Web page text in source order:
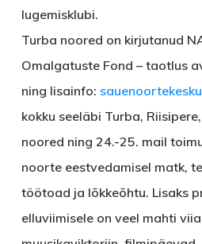
lugemisklubi.
Turba noored on kirjutanud
Omalgatuste Fond – taotlus
ning lisainfo:
kokku seeläbi Turba,
noored ning 24.-25. mail
noorte eestvedamisel matk,
töötoad ja lõkkeõhtu. Lisaks
elluviimisele on veel mahti